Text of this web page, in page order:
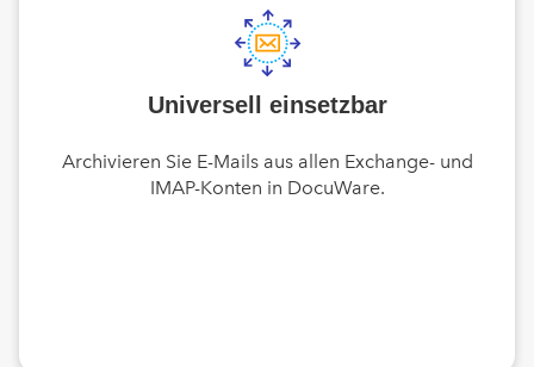
Universell einsetzbar
Archivieren Sie E-Mails aus allen Exchange- und
IMAP-Konten in DocuWare.